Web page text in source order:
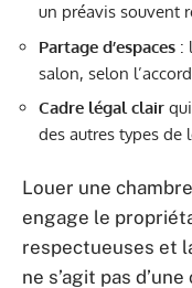
un préavis souvent
Partage d’espaces :
salon, selon l’accord
Cadre légal clair
des autres types de
Louer une
engage le
respectueuses et
ne s’agit pas